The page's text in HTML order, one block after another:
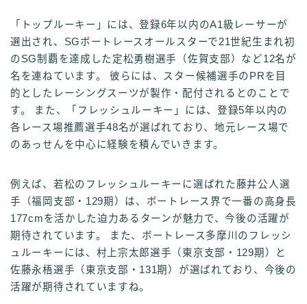
「トップルーキー」には、登録6年以内のA1級レーサーが
選出され、SGボートレースオールスターで21世紀生まれ初
のSG制覇を達成した定松勇樹選手（佐賀支部）など12名が
名を連ねています。 彼らには、スター候補選手のPRを目
的としたレーシングスーツが製作・配付されるとのことで
す。 また、「フレッシュルーキー」には、登録5年以内の
各レース場推薦選手48名が選ばれており、地元レース場で
のあっせんを中心に経験を積んでいきます。
例えば、若松のフレッシュルーキーに選ばれた藤井公人選
手（福岡支部・129期）は、ボートレース界で一番の高身長
177cmを活かした迫力あるターンが魅力で、今後の活躍が
期待されています。 また、ボートレース多摩川のフレッシ
ュルーキーには、村上宗太郎選手（東京支部・129期）と
佐藤永梧選手（東京支部・131期）が選ばれており、今後の
活躍が期待されていますね。